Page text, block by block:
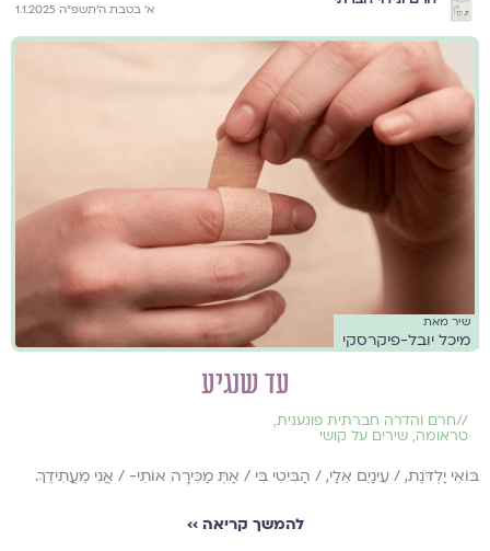
א׳ בטבת ה׳תשפ״ה 1.1.2025
שיר מאת
מיכל יובל-פיקרסקי
עד שנגיע
//חרם והדרה חברתית פוגענית,
טראומה, שירים על קושי
בּוֹאִי יַלְדֹּנֶת, / עֵינַיִם אֵלַי, / הַבִּיטִי בִּי / אַתְּ מַכִּירָה אוֹתִי- / אֲנִי מֵעֲתִידֵךְ.
להמשך קריאה ››